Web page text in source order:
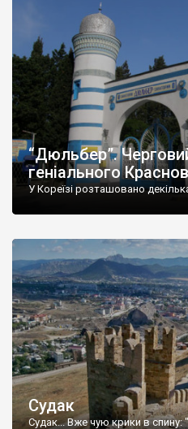
“Дюльбер”.
геніального
У Кореїзі розташовано
Судак
Судак... Вже чую крики в